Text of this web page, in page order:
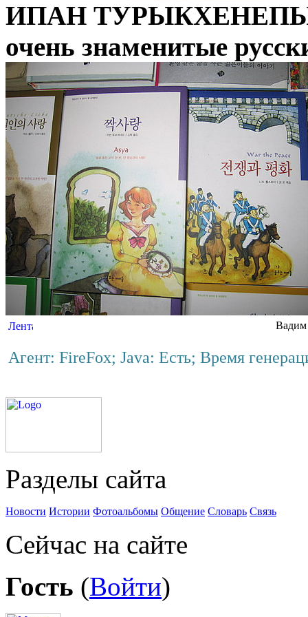
ИПАН
очень знаменитые
Вадим
Агент: FireFox; Java: Есть; Время
Разделы сайта
Новости Истории Фотоальбомы Общение Словарь Связь
Сейчас на сайте
Гость (Войти)